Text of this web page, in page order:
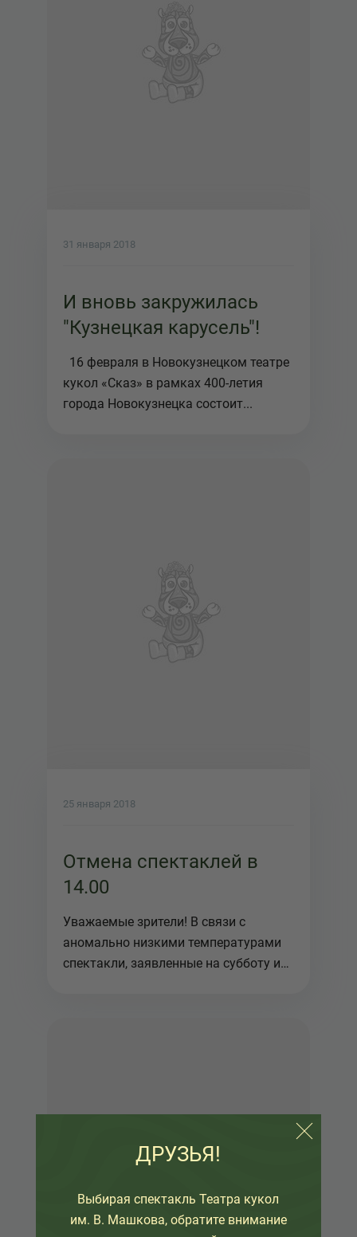
31 января 2018
И вновь закружилась
"Кузнецкая карусель"!
16 февраля в Новокузнецком театре
кукол «Сказ» в рамках 400-летия
города Новокузнецка состоит...
25 января 2018
Отмена спектаклей в
14.00
Уважаемые зрители! В связи с
аномально низкими температурами
спектакли, заявленные на субботу и
ДРУЗЬЯ!
Выбирая спектакль Театра кукол
им. В. Машкова, обратите внимание